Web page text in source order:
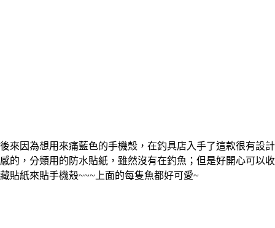
後來因為想用來痛藍色的手機殼，在釣具店入手了這款很有設計
感的，分類用的防水貼紙，雖然沒有在釣魚；但是好開心可以收
藏貼紙來貼手機殼~~~上面的每隻魚都好可愛~